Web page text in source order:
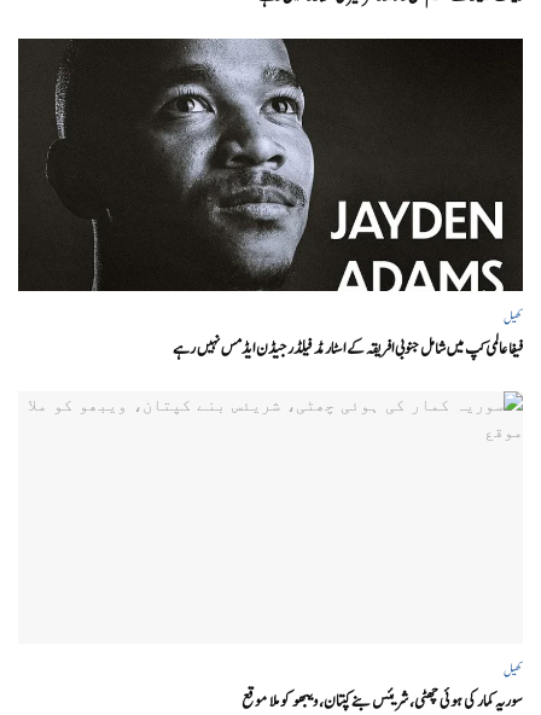
کھیل
فیفا عالمی کپ میں شامل جنوبی افریقہ کے اسٹار مڈ فیلڈر جیڈن ایڈمس نہیں رہے
کھیل
سوریہ کمار کی ہوئی چھٹی، شریئس بنے کپتان، ویبھو کو ملا موقع